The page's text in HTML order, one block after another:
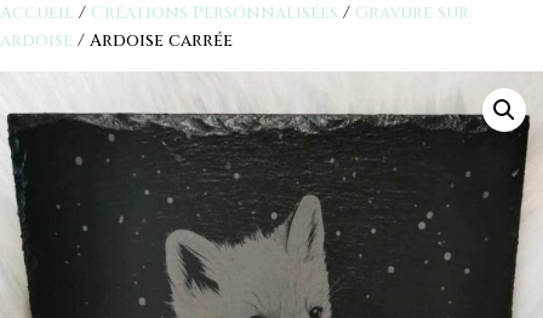
Accueil / Créations Personnalisées / Gravure sur
ardoise / Ardoise carrée